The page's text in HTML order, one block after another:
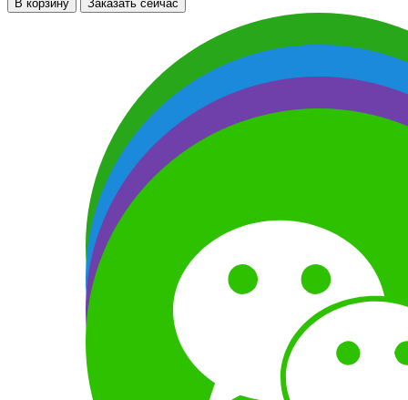
В корзину Заказать сейчас